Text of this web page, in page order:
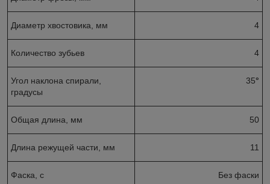
Диаметр хвостовика, мм 4
Количество зубьев 4
Угол наклона спирали,
градусы
35°
Общая длина, мм 50
Длина режущей части, мм 11
Фаска, с Без фаски